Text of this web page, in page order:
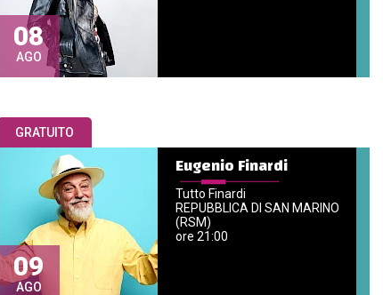
08
AGO
GRATUITO
09
AGO
Eugenio Finardi
Tutto Finardi
REPUBBLICA DI SAN MARINO
(RSM)
ore 21:00